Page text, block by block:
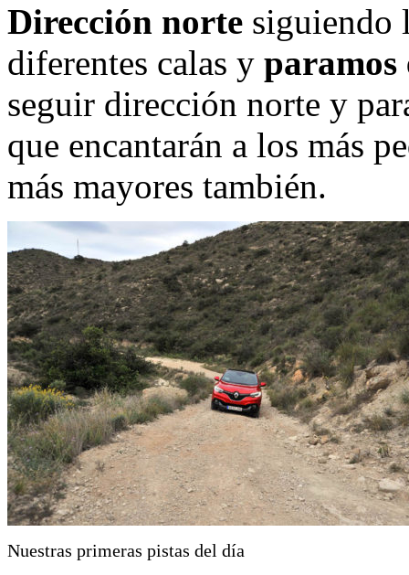
Dirección norte siguiendo
diferentes calas y paramos
seguir dirección norte y
que encantarán a los más
más mayores también.
Nuestras primeras pistas del día